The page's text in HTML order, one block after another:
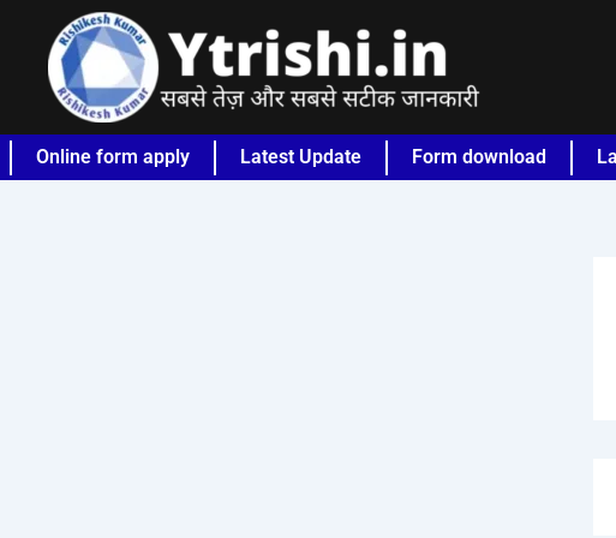
Online form apply Latest Update Form download